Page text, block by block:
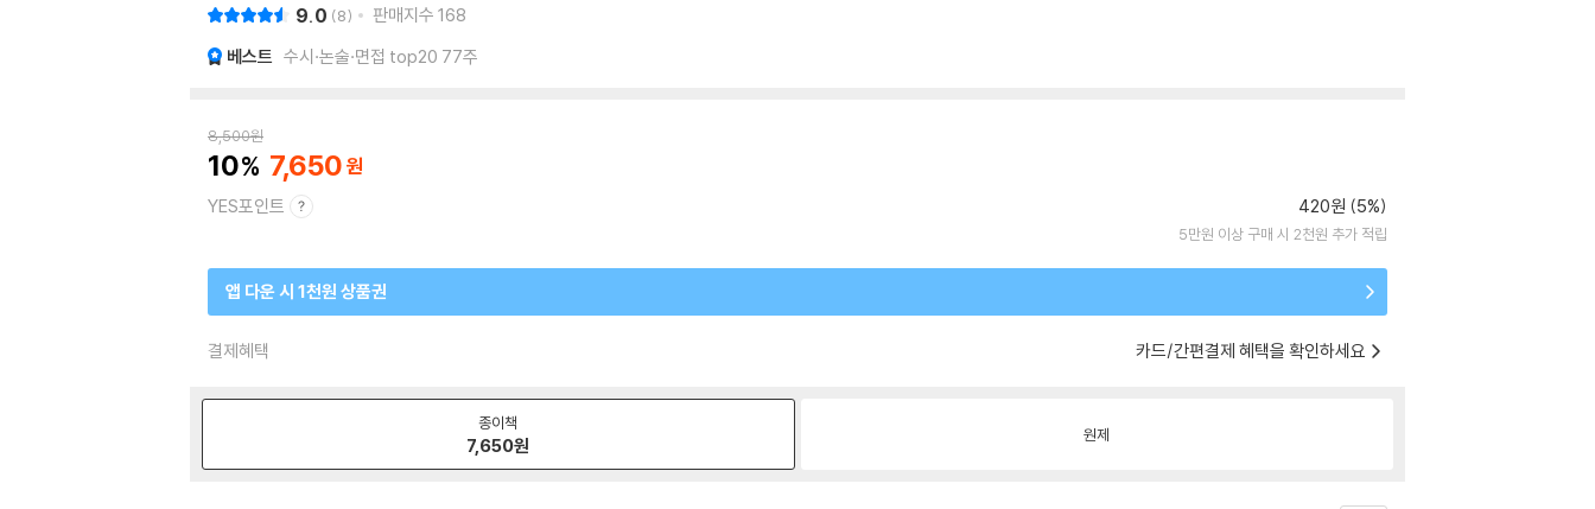
9.0 8 판매지수 168
베스트 수시·논술·면접 top20 77주
8,500원
10 7,650
YES포인트 420원 (5%)
5만원 이상 구매 시 2천원 추가 적립
앱 다운 시 1천원 상품권
결제혜택 카드/간편결제 혜택을 확인하세요
종이책
7,650원 원제